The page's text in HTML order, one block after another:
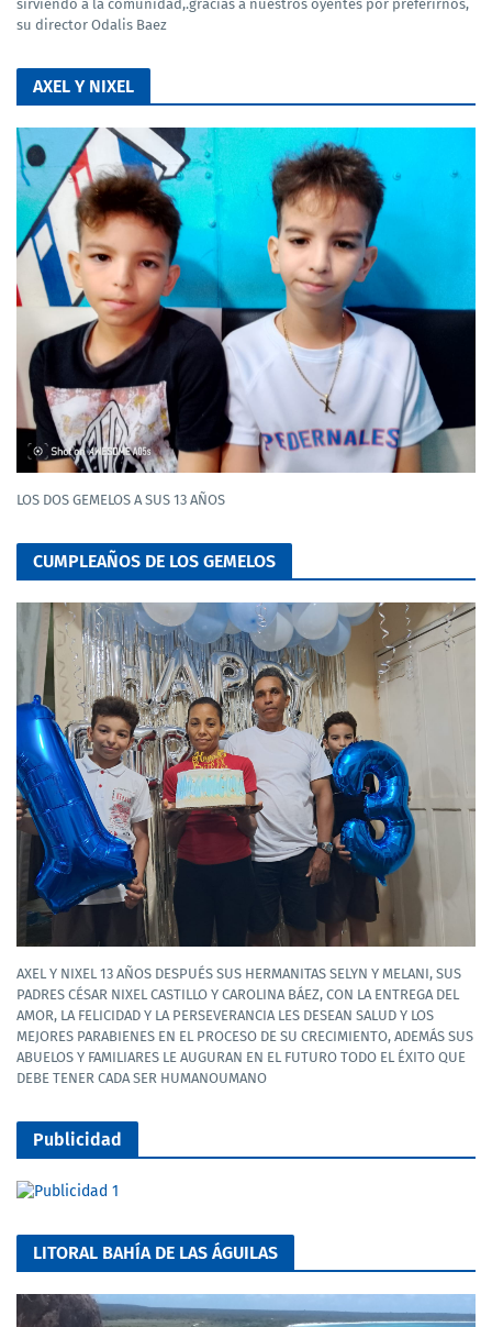
sirviendo a la comunidad,.gracias a nuestros oyentes por preferirnos,
su director Odalis Baez
AXEL Y NIXEL
LOS DOS GEMELOS A SUS 13 AÑOS
CUMPLEAÑOS DE LOS GEMELOS
AXEL Y NIXEL 13 AÑOS DESPUÉS SUS HERMANITAS SELYN Y MELANI, SUS
PADRES CÉSAR NIXEL CASTILLO Y CAROLINA BÁEZ, CON LA ENTREGA DEL
AMOR, LA FELICIDAD Y LA PERSEVERANCIA LES DESEAN SALUD Y LOS
MEJORES PARABIENES EN EL PROCESO DE SU CRECIMIENTO, ADEMÁS SUS
ABUELOS Y FAMILIARES LE AUGURAN EN EL FUTURO TODO EL ÉXITO QUE
DEBE TENER CADA SER HUMANOUMANO
Publicidad
LITORAL BAHÍA DE LAS ÁGUILAS